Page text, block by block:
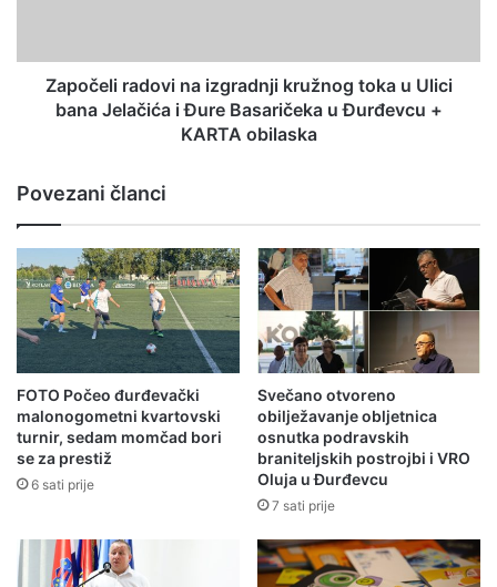
Započeli radovi na izgradnji kružnog toka u Ulici
bana Jelačića i Đure Basaričeka u Đurđevcu +
KARTA obilaska
Povezani članci
FOTO Počeo đurđevački
malonogometni kvartovski
turnir, sedam momčad bori
se za prestiž
6 sati prije
Svečano otvoreno
obilježavanje obljetnica
osnutka podravskih
braniteljskih postrojbi i VRO
Oluja u Đurđevcu
7 sati prije